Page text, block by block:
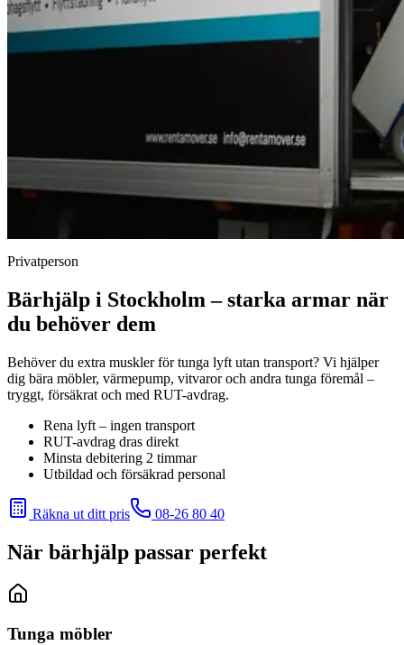
Privatperson
Bärhjälp i Stockholm – starka armar när
du behöver dem
Behöver du extra muskler för tunga lyft utan transport? Vi hjälper
dig bära möbler, värmepump, vitvaror och andra tunga föremål –
tryggt, försäkrat och med RUT-avdrag.
Rena lyft – ingen transport
RUT-avdrag dras direkt
Minsta debitering 2 timmar
Utbildad och försäkrad personal
Räkna ut ditt pris 08-26 80 40
När bärhjälp passar perfekt
Tunga möbler